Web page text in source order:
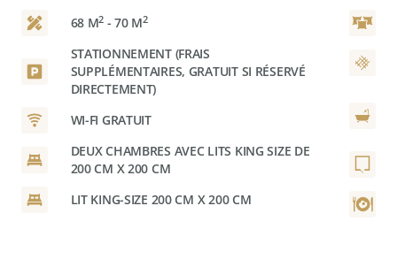
68 M2 - 70 M2
STATIONNEMENT (FRAIS
SUPPLÉMENTAIRES, GRATUIT SI RÉSERVÉ
DIRECTEMENT)
WI-FI GRATUIT
DEUX CHAMBRES AVEC LITS KING SIZE DE
200 CM X 200 CM
LIT KING-SIZE 200 CM X 200 CM